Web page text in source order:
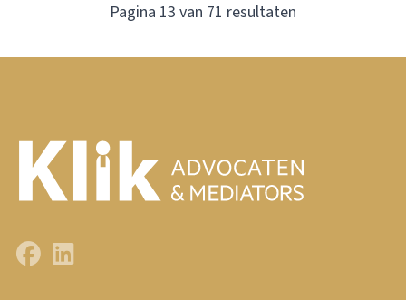
Pagina 13 van 71 resultaten